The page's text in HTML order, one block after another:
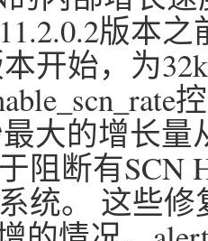
版本
本开始，为
大的增长
阻断有SCN
统。 这些